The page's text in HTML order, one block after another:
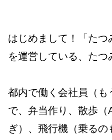
はじめまして！「たつ
を運営している、たつ
都内で働く会社員（も
で、弁当作り、散歩（
ぎ）、飛行機（乗る